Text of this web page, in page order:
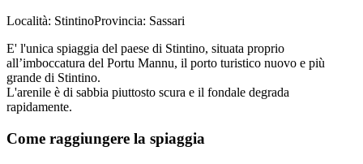
Località: StintinoProvincia: Sassari
E' l'unica spiaggia del paese di Stintino, situata proprio
all’imboccatura del Portu Mannu, il porto turistico nuovo e più
grande di Stintino.
L'arenile è di sabbia piuttosto scura e il fondale degrada
rapidamente.
Come raggiungere la spiaggia